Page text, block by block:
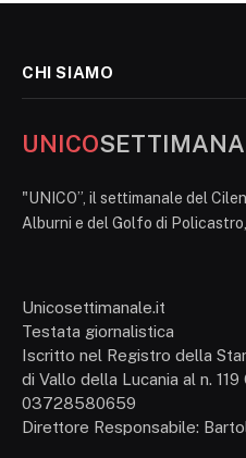
CHI SIAMO
UNICO
"UNICO”, il settimanale del
Alburni e del Golfo di
Unicosettimanale.it
Testata giornalistica
Iscritto nel Registro della
di Vallo della Lucania al n. 119
03728580659
Direttore Responsabile: